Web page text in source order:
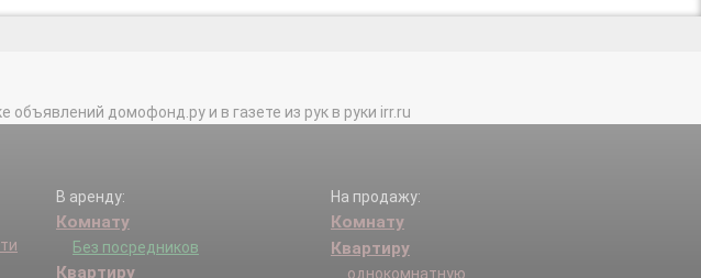
домофонд.ру и в газете из рук в руки irr.ru
В аренду:
Комнату
Без посредников
Квартиру
На продажу:
Комнату
Квартиру
однокомнатную